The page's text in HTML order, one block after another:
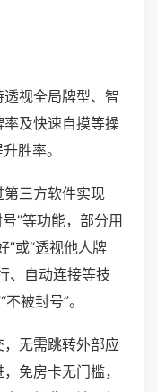
视全局牌型、智
及快速自摸等操
胜率。
三方软件实现
”等功能，部分用
”或“透视他人牌
、自动连接等技
被封号”。
无需跳转外部应
免房卡无门槛，